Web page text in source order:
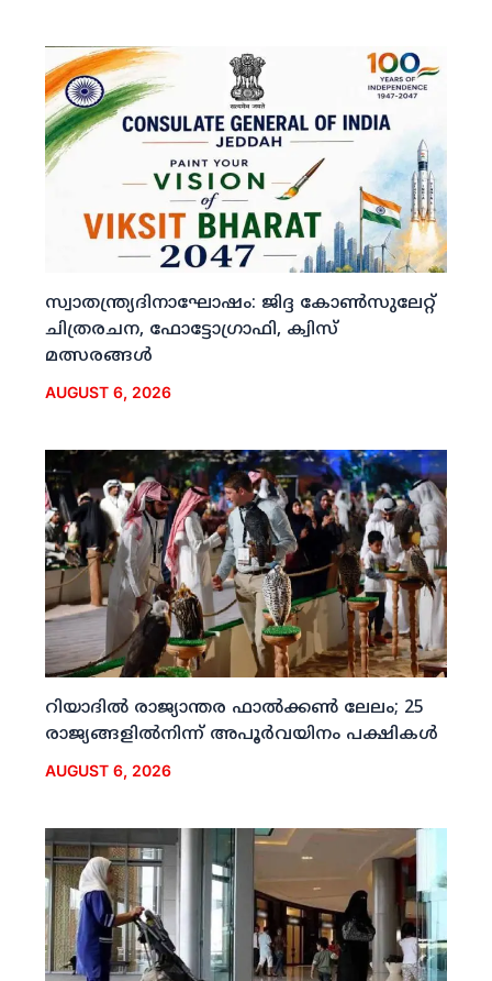
സ്വാതന്ത്ര്യദിനാഘോഷം: ജിദ്ദ കോണ്‍സുലേറ്റ്
ചിത്രരചന, ഫോട്ടോഗ്രാഫി, ക്വിസ്
മത്സരങ്ങള്‍
AUGUST 6, 2026
റിയാദില്‍ രാജ്യാന്തര ഫാല്‍ക്കണ്‍ ലേലം; 25
രാജ്യങ്ങളില്‍നിന്ന് അപൂര്‍വയിനം പക്ഷികള്‍
AUGUST 6, 2026